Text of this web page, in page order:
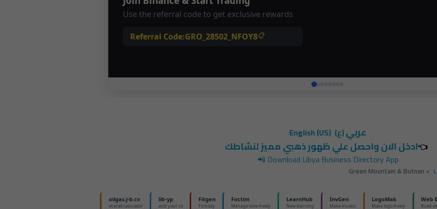
عربي(ع) English (US)
👈ادخل الان واحصل علي ظهور ذهبي مميز لنشاطك
📲 Download Libya Business Directory App
>
Green Mountain & Butnan